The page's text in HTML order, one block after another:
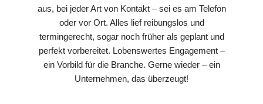
aus, bei jeder Art von Kontakt – sei es am Telefon
oder vor Ort. Alles lief reibungslos und
termingerecht, sogar noch früher als geplant und
perfekt vorbereitet. Lobenswertes Engagement –
ein Vorbild für die Branche. Gerne wieder – ein
Unternehmen, das überzeugt!